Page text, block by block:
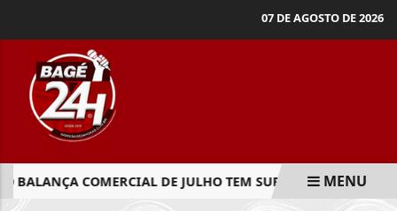
07 DE AGOSTO DE 2026
BALANÇA COMERCIAL DE JULHO TEM SUPERÁVIT DE US$ 7
MENU